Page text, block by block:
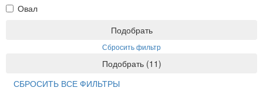
Овал
Подобрать
Сбросить фильтр
Подобрать (11)
СБРОСИТЬ ВСЕ ФИЛЬТРЫ